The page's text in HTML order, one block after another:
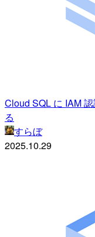
Cloud SQL に IAM
る
すらぼ
2025.10.29